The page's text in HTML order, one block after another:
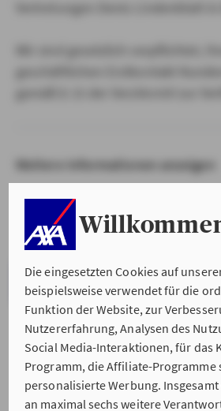
Die eingesetzten Cookies auf
beispielsweise verwendet für die
Funktion der Website, zur
Nutzererfahrung, Analysen des
Social Media-Interaktionen, für das
Programm, die Affiliate-Programme
personalisierte Werbung.
an maximal sechs weitere
Weitere Informationen anzeigen
VERSTANDEN &